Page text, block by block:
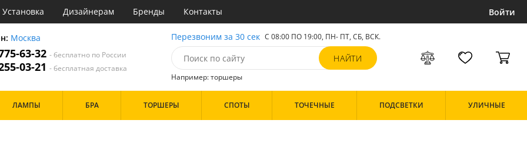
Установка Дизайнерам Бренды Контакты Войти
Москва
63-32- бесплатно по России
03-21- бесплатная доставка
Перезвоним за 30 сек С 08:00 ПО 19:00, ПН- ПТ, СБ, ВСК.
Например: торшеры
ЛАМПЫ БРА ТОРШЕРЫ СПОТЫ ТОЧЕЧНЫЕ ПОДСВЕТКИ УЛИЧНЫЕ